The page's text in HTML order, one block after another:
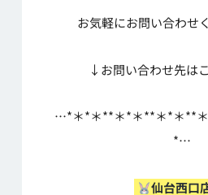
お気軽にお問い合わせ
↓お問い合わせ先は
…*＊*＊**＊*＊**＊*＊**
*…
仙台西口